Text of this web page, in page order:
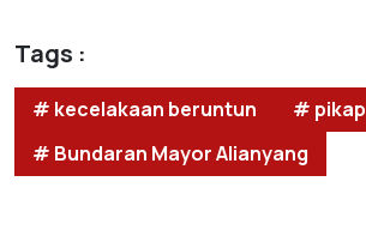
Tags :
# kecelakaan beruntun
# pikap
# Bundaran Mayor Alianyang